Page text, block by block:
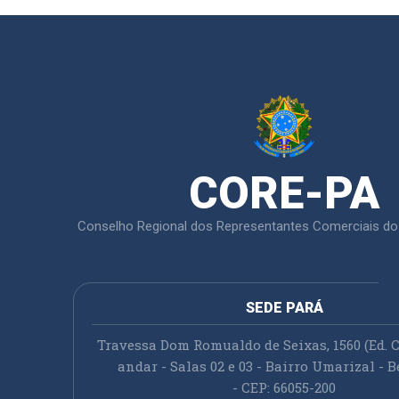
CORE-PA
Conselho Regional dos Representantes Comerciais
SEDE PARÁ
Travessa Dom Romualdo de Seixas, 1560 (Ed.
andar - Salas 02 e 03 - Bairro Umarizal -
- CEP: 66055-200